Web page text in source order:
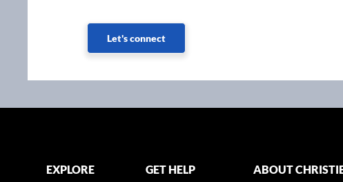
Let's connect
EXPLORE GET HELP ABOUT